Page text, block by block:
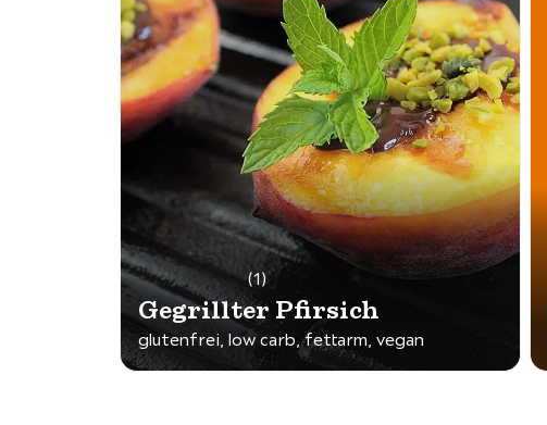
(1)
Gegrillter Pfirsich
glutenfrei, low carb, fettarm, vegan